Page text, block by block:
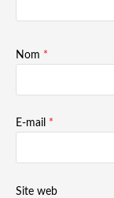
Nom *
E-mail *
Site web